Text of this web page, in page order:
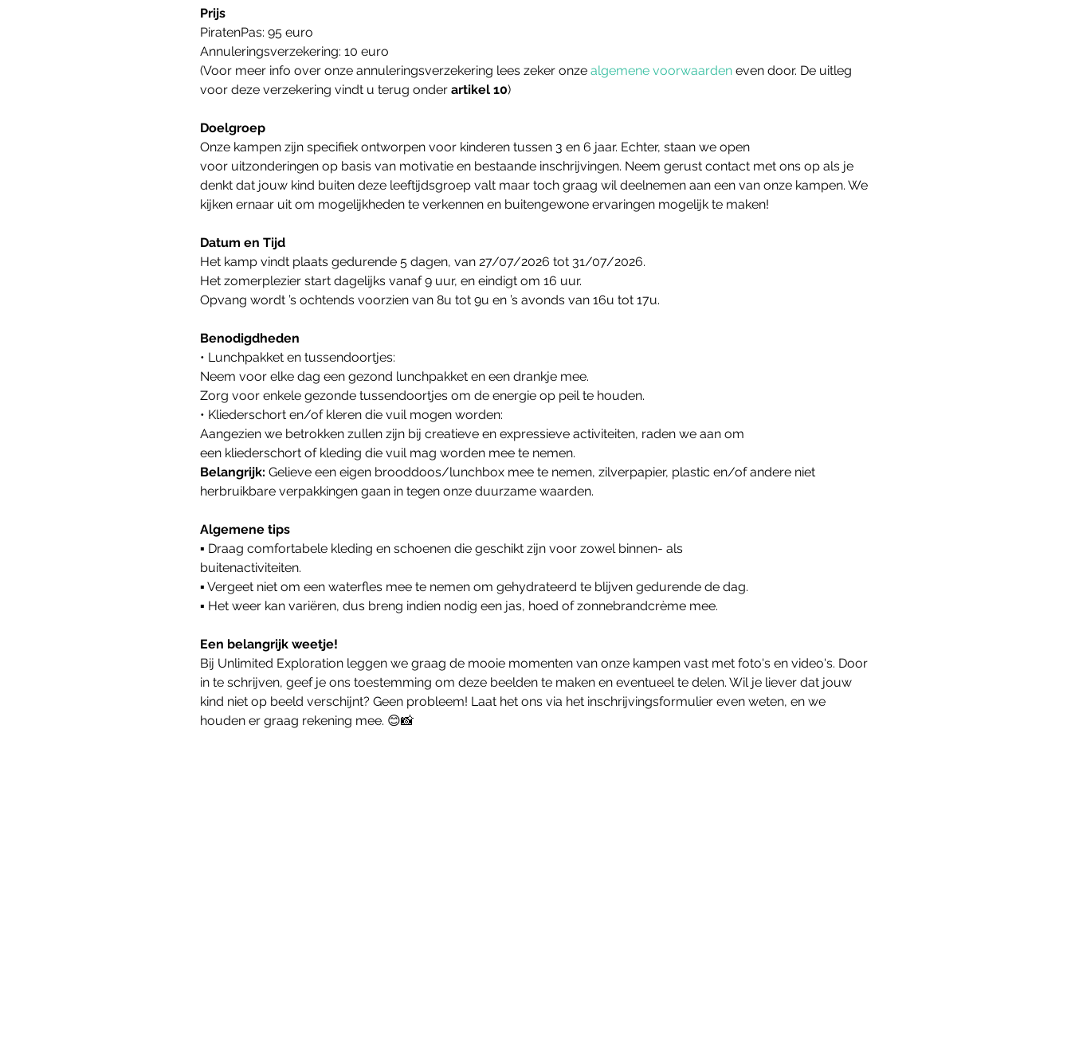
Prijs
PiratenPas: 95 euro
Annuleringsverzekering: 10 euro
(Voor meer info over onze annuleringsverzekering lees zeker onze algemene voorwaarden even door. De uitleg
voor deze verzekering vindt u terug onder artikel 10)
Doelgroep
Onze kampen zijn specifiek ontworpen voor kinderen tussen 3 en 6 jaar. Echter, staan we open
voor uitzonderingen op basis van motivatie en bestaande inschrijvingen. Neem gerust contact met ons op als je
denkt dat jouw kind buiten deze leeftijdsgroep valt maar toch graag wil deelnemen aan een van onze kampen. We
kijken ernaar uit om mogelijkheden te verkennen en buitengewone ervaringen mogelijk te maken!
Datum en Tijd
Het kamp vindt plaats gedurende 5 dagen, van 27/07/2026 tot 31/07/2026.
Het zomerplezier start dagelijks vanaf 9 uur, en eindigt om 16 uur.
Opvang wordt ’s ochtends voorzien van 8u tot 9u en ’s avonds van 16u tot 17u.
Benodigdheden
• Lunchpakket en tussendoortjes:
Neem voor elke dag een gezond lunchpakket en een drankje mee.
Zorg voor enkele gezonde tussendoortjes om de energie op peil te houden.
• Kliederschort en/of kleren die vuil mogen worden:
Aangezien we betrokken zullen zijn bij creatieve en expressieve activiteiten, raden we aan om
een kliederschort of kleding die vuil mag worden mee te nemen.
Belangrijk: Gelieve een eigen brooddoos/lunchbox mee te nemen, zilverpapier, plastic en/of andere niet
herbruikbare verpakkingen gaan in tegen onze duurzame waarden.
Algemene tips
▪ Draag comfortabele kleding en schoenen die geschikt zijn voor zowel binnen- als
buitenactiviteiten.
▪ Vergeet niet om een waterfles mee te nemen om gehydrateerd te blijven gedurende de dag.
▪ Het weer kan variëren, dus breng indien nodig een jas, hoed of zonnebrandcrème mee.
Een belangrijk weetje!
Bij Unlimited Exploration leggen we graag de mooie momenten van onze kampen vast met foto's en video's. Door
in te schrijven, geef je ons toestemming om deze beelden te maken en eventueel te delen. Wil je liever dat jouw
kind niet op beeld verschijnt? Geen probleem! Laat het ons via het inschrijvingsformulier even weten, en we
houden er graag rekening mee. 😊📸